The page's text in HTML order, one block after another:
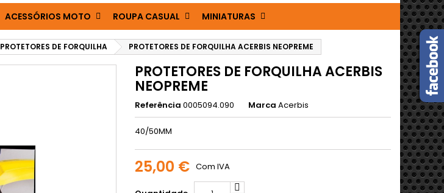
ACESSÓRIOS MOTO ROUPA CASUAL MINIATURAS
PROTETORES DE FORQUILHA PROTETORES DE FORQUILHA ACERBIS NEOPREME
PROTETORES DE FORQUILHA ACERBIS
NEOPREME
Referência 0005094.090 Marca Acerbis
40/50MM
25,00 € Com IVA